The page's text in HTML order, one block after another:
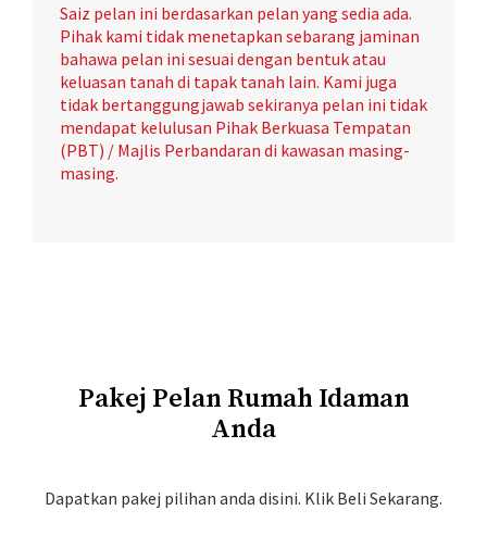
Saiz pelan ini berdasarkan pelan yang sedia ada.
Pihak kami tidak menetapkan sebarang jaminan
bahawa pelan ini sesuai dengan bentuk atau
keluasan tanah di tapak tanah lain. Kami juga
tidak bertanggungjawab sekiranya pelan ini tidak
mendapat kelulusan Pihak Berkuasa Tempatan
(PBT) / Majlis Perbandaran di kawasan masing-
masing.
Pakej Pelan Rumah Idaman
Anda
Dapatkan pakej pilihan anda disini. Klik Beli Sekarang.